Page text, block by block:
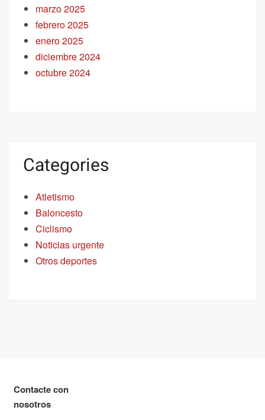
marzo 2025
febrero 2025
enero 2025
diciembre 2024
octubre 2024
Categories
Atletismo
Baloncesto
Ciclismo
Noticias urgente
Otros deportes
Contacte con
nosotros